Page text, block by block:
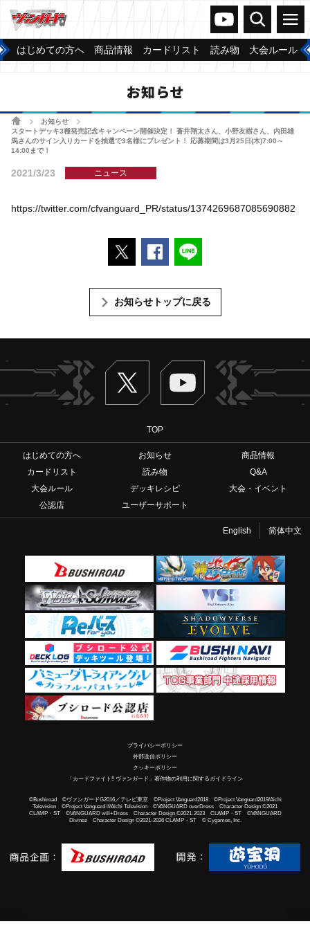
ヴァンガードch
検索 メニュー
はじめての方へ 商品情報 カードリスト 読み物 大会ルール
お知らせ
ホームお知らせ
スタートデッキ3種発売記念キャンペーン開催決定！ 蒼井翔太さん、小野友樹さん、内田雄
馬さんのサイン入りカードを抽選で3名様にプレゼント！ 応募期間は3月25日(木)7:00～
14:00まで！
2021/3/23 ニュース
https://twitter.com/cfvanguard_PR/status/1374269687085690882
ポストするFacebookでシェアする
お知らせトップに戻る
Twitter ヴァンガードch
TOP
はじめての方へ お知らせ
商品情報
カードリスト
読み物
Q&A
大会ルール
デッキレシピ
大会・イベント
公認店
ユーザーサポート
English 简体中文
プライバシーポリシー
外部送信ポリシー
クッキーポリシー
「カードファイト!! ヴァンガード」著作物の利用に関するガイドライン
©Bushiroad ©ヴァンガードG2016／テレビ東京 ©Project Vanguard2018 ©Project Vanguard2019/Aichi
Television ©Project Vanguard if/Aichi Television ©VANGUARD overDress Character Design ©2021
CLAMP・ST ©VANGUARD will+Dress Character Design ©2021-2023 CLAMP・ST ©VANGUARD
Divinez Character Design ©2021-2026 CLAMP・ST © Cygames, Inc.